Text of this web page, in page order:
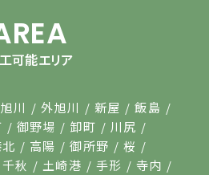
可能エリア
旭川 外旭川 新屋
飯島
御野場 卸町
川尻
高陽 御所野
桜
千秋 土崎港 手形
寺内